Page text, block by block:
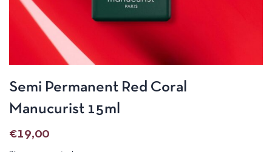
Semi Permanent Red Coral
Manucurist 15ml
€19,00